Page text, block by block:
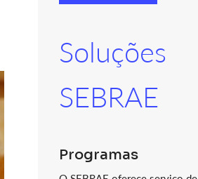
Soluções
SEBRAE
Programas